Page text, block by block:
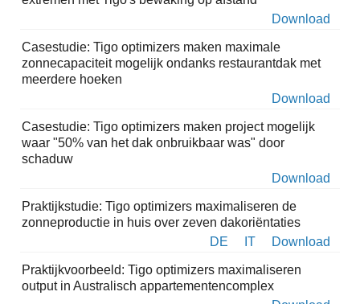
Download
Casestudie: Tigo optimizers maken maximale
zonnecapaciteit mogelijk ondanks restaurantdak met
meerdere hoeken
Download
Casestudie: Tigo optimizers maken project mogelijk
waar "50% van het dak onbruikbaar was" door
schaduw
Download
Praktijkstudie: Tigo optimizers maximaliseren de
zonneproductie in huis over zeven dakoriëntaties
DE
IT Download
Praktijkvoorbeeld: Tigo optimizers maximaliseren
output in Australisch appartementencomplex